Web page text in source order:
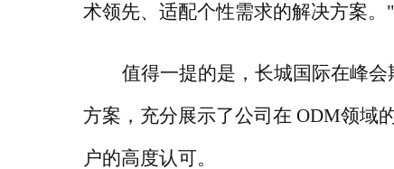
术领先、适配个性需求的解决方案。"
值得一提的是，长城国际在峰
方案，充分展示了公司在 ODM领域
户的高度认可。